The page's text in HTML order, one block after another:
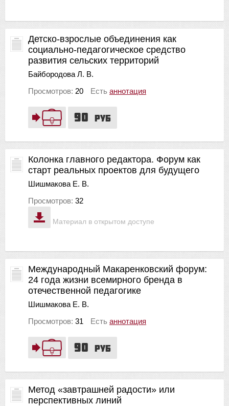
90 руб
Детско-взрослые объединения как
социально-педагогическое средство
развития сельских территорий
Байбородова Л. В.
Просмотров: 20 Есть аннотация
Материал в открытом доступе
Колонка главного редактора. Форум как
старт реальных проектов для будущего
Шишмакова Е. В.
Просмотров: 32
90 руб
Международный Макаренковский форум:
24 года жизни всемирного бренда в
отечественной педагогике
Шишмакова Е. В.
Просмотров: 31 Есть аннотация
Метод «завтрашней радости» или
перспективных линий